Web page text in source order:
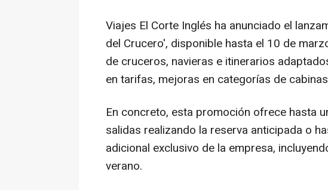
Viajes El Corte Inglés ha anunciado el
del Crucero', disponible hasta el 10 de
de cruceros, navieras e itinerarios
en tarifas, mejoras en categorías de
En concreto, esta promoción ofrece hasta
salidas realizando la reserva anticipada o
adicional exclusivo de la empresa,
verano.